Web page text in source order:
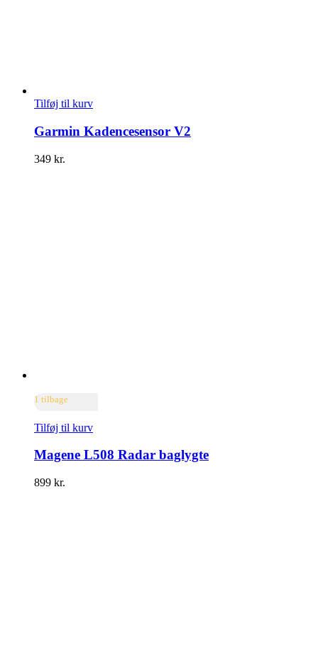
Tilføj til kurv
Garmin Kadencesensor V2
349 kr.
1 tilbage
Tilføj til kurv
Magene L508 Radar baglygte
899 kr.